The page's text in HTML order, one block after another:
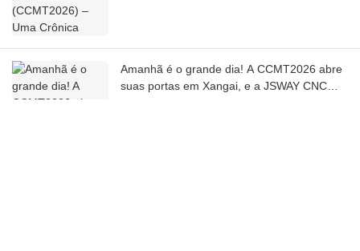
Amanhã é o grande dia! A CCMT2026 abre
suas portas em Xangai, e a JSWAY CNC